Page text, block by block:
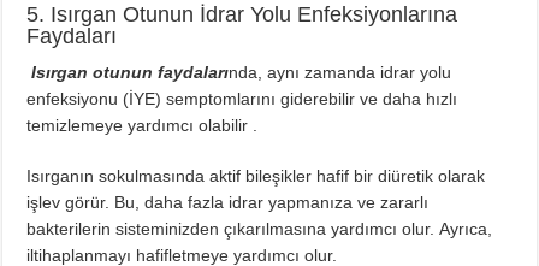
5. Isırgan Otunun İdrar Yolu Enfeksiyonlarına
Faydaları
Isırgan otunun faydalarında, aynı zamanda idrar yolu
enfeksiyonu (İYE) semptomlarını giderebilir ve daha hızlı
temizlemeye yardımcı olabilir .
Isırganın sokulmasında aktif bileşikler hafif bir diüretik olarak
işlev görür. Bu, daha fazla idrar yapmanıza ve zararlı
bakterilerin sisteminizden çıkarılmasına yardımcı olur. Ayrıca,
iltihaplanmayı hafifletmeye yardımcı olur.